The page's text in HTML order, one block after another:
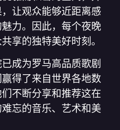
让观众能够近距离感
力。因此，每个夜晚
享的独特美好时刻。
成为罗马高品质歌剧
得了来自世界各地数
不断分享和推荐这在
忘的音乐、艺术和美